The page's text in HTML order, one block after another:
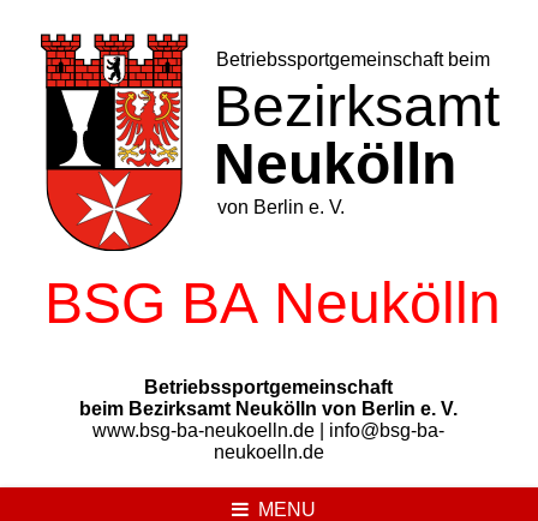
content
Betriebssportgemeinschaft
beim Bezirksamt Neukölln von Berlin e. V.
www.bsg-ba-neukoelln.de | info@bsg-ba-
neukoelln.de
MENU